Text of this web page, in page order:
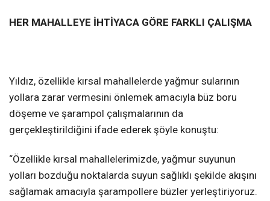
HER MAHALLEYE İHTİYACA GÖRE FARKLI ÇALIŞMA
Yıldız, özellikle kırsal mahallelerde yağmur sularının
yollara zarar vermesini önlemek amacıyla büz boru
döşeme ve şarampol çalışmalarının da
gerçekleştirildiğini ifade ederek şöyle konuştu:
“Özellikle kırsal mahallelerimizde, yağmur suyunun
yolları bozduğu noktalarda suyun sağlıklı şekilde akışını
sağlamak amacıyla şarampollere büzler yerleştiriyoruz.